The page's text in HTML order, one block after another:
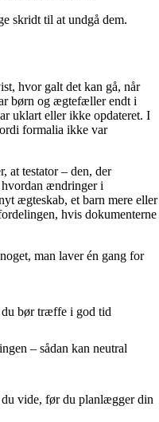
skridt til at undgå dem.
hvor galt det kan gå, når
børn og ægtefæller endt i
uklart eller ikke opdateret. I
formalia ikke var
at testator – den, der
ændringer i
ægteskab, et barn mere eller
hvis dokumenterne
man laver én gang for
du bør træffe i god tid
– sådan kan neutral
vide, før du planlægger din